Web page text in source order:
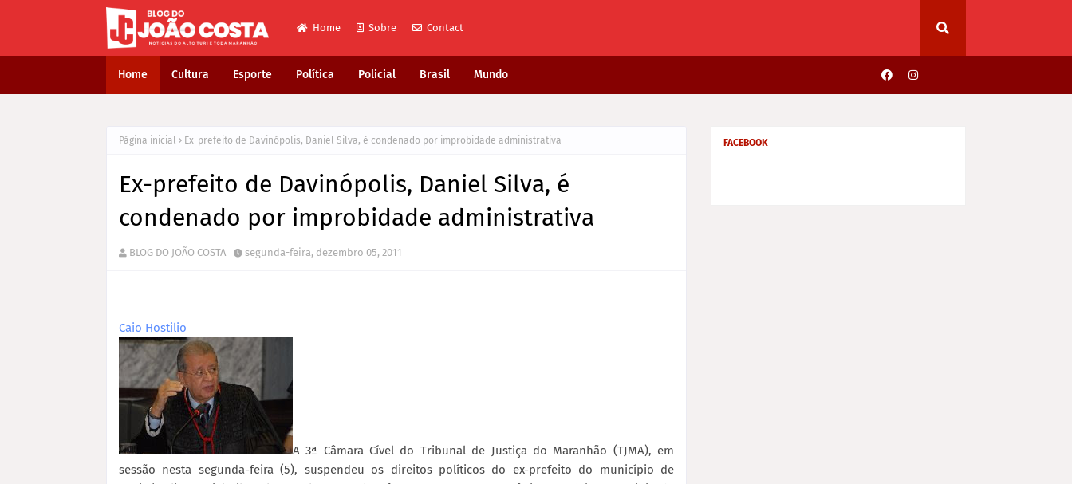
Home Sobre Contact
Home Cultura Esporte Política Policial Brasil Mundo
Página inicial
Ex-prefeito de Davinópolis, Daniel Silva, é
BLOG DO JOÃO COSTA segunda-feira, dezembro 05, 2011
Caio Hostilio
A 3ª Câmara Cível do Tribunal de Justiça do Maranhão (TJMA), em
sessão nesta segunda-feira (5), suspendeu os direitos políticos do ex-prefeito do município de
FACEBOOK